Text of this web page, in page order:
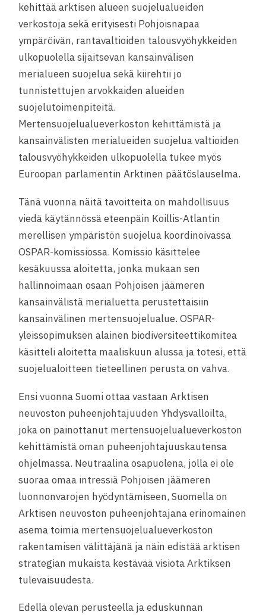
kehittää arktisen alueen suojelualueiden
verkostoja sekä erityisesti Pohjoisnapaa
ympäröivän, rantavaltioiden talousvyöhykkeiden
ulkopuolella sijaitsevan kansainvälisen
merialueen suojelua sekä kiirehtii jo
tunnistettujen arvokkaiden alueiden
suojelutoimenpiteitä.
Mertensuojelualueverkoston kehittämistä ja
kansainvälisten merialueiden suojelua valtioiden
talousvyöhykkeiden ulkopuolella tukee myös
Euroopan parlamentin Arktinen päätöslauselma.
Tänä vuonna näitä tavoitteita on mahdollisuus
viedä käytännössä eteenpäin Koillis-Atlantin
merellisen ympäristön suojelua koordinoivassa
OSPAR-komissiossa. Komissio käsittelee
kesäkuussa aloitetta, jonka mukaan sen
hallinnoimaan osaan Pohjoisen jäämeren
kansainvälistä merialuetta perustettaisiin
kansainvälinen mertensuojelualue. OSPAR-
yleissopimuksen alainen biodiversiteettikomitea
käsitteli aloitetta maaliskuun alussa ja totesi, että
suojelualoitteen tieteellinen perusta on vahva.
Ensi vuonna Suomi ottaa vastaan Arktisen
neuvoston puheenjohtajuuden Yhdysvalloilta,
joka on painottanut mertensuojelualueverkoston
kehittämistä oman puheenjohtajuuskautensa
ohjelmassa. Neutraalina osapuolena, jolla ei ole
suoraa omaa intressiä Pohjoisen jäämeren
luonnonvarojen hyödyntämiseen, Suomella on
Arktisen neuvoston puheenjohtajana erinomainen
asema toimia mertensuojelualueverkoston
rakentamisen välittäjänä ja näin edistää arktisen
strategian mukaista kestävää visiota Arktiksen
tulevaisuudesta.
Edellä olevan perusteella ja eduskunnan